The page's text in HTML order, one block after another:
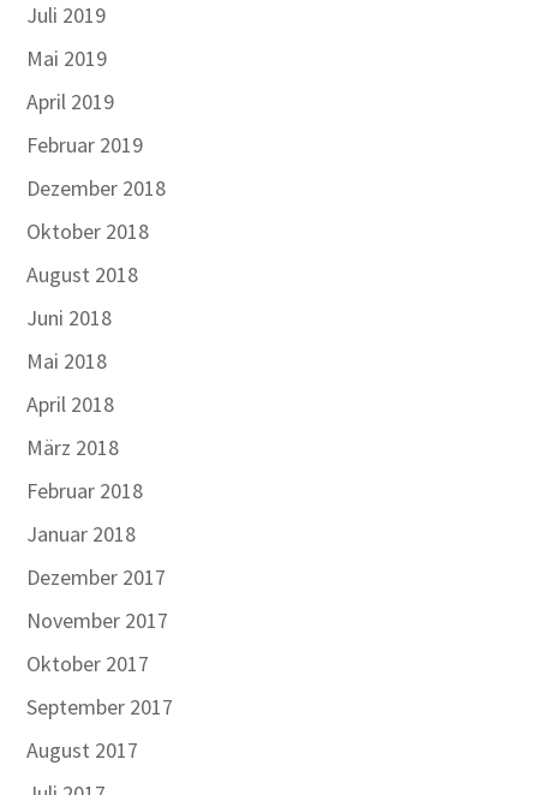
Juli 2019
Mai 2019
April 2019
Februar 2019
Dezember 2018
Oktober 2018
August 2018
Juni 2018
Mai 2018
April 2018
März 2018
Februar 2018
Januar 2018
Dezember 2017
November 2017
Oktober 2017
September 2017
August 2017